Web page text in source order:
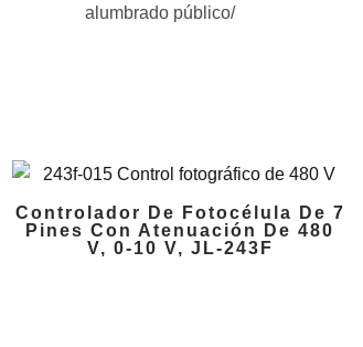
alumbrado público/
Controlador De Fotocélula De 7
Pines Con Atenuación De 480
V, 0-10 V, JL-243F